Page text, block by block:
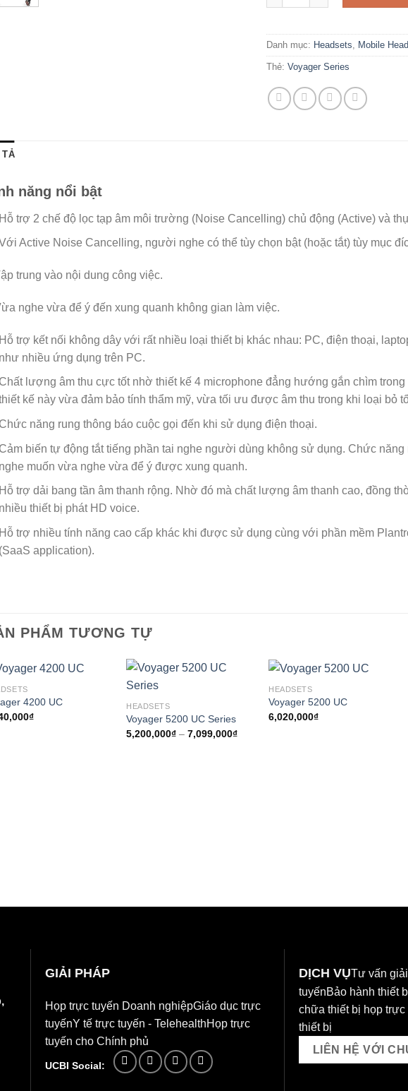
Danh mục: Headsets Mobile
Thẻ:Voyager Series
TẢ
năng nổi bật
Hỗ trợ 2 chế độ lọc tạp âm môi trường (Noise Cancelling) chủ động (Active) và
Active Noise Cancelling, người nghe có thể tùy chọn bật (hoặc tắt) tùy mục
trung vào nội dung công việc.
nghe vừa để ý đến xung quanh không gian làm việc.
Hỗ trợ kết nối không dây với rất nhiều loại thiết bị khác nhau: PC, điện thoại,
như nhiều ứng dụng trên PC.
Chất lượng âm thu cực tốt nhờ thiết kế 4 microphone đẳng hướng gắn chìm trong
kế này vừa đảm bảo tính thẩm mỹ, vừa tối ưu được âm thu trong khi loại bỏ
Chức năng rung thông báo cuộc gọi đến khi sử dụng điện thoại.
Cảm biến tự động tắt tiếng phần tai nghe người dùng không sử dụng. Chức
nghe muốn vừa nghe vừa để ý được xung quanh.
Hỗ trợ dải bang tần âm thanh rộng. Nhờ đó mà chất lượng âm thanh cao, đồng
nhiều thiết bị phát HD voice.
Hỗ trợ nhiều tính năng cao cấp khác khi được sử dụng cùng với phần mềm
(SaaS application).
PHẨM TƯƠNG TỰ
4200 UC
₫
HEADSETS
Voyager 5200 UC Series
5,200,000₫ – 7,099,000₫Khoảng
HEADSETS
Voyager 5200 UC
6,020,000₫
GIẢI PHÁP
Họp trực tuyến Doanh nghiệpGiáo dục trực
tuyếnY tế trực tuyến - TelehealthHọp trực
tuyến cho Chính phủ
UCBI Social:
DỊCH VỤTư vấn
tuyếnBảo hành thiết
chữa thiết bị họp trực
thiết bị
LIÊN HỆ VỚI